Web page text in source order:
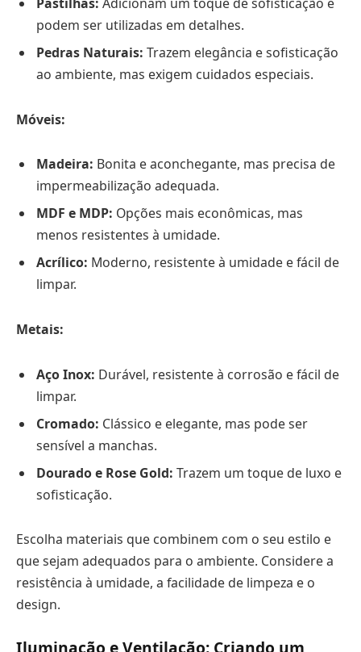
podem ser utilizadas em detalhes.
Pedras Naturais: Trazem elegância e sofisticação
ao ambiente, mas exigem cuidados especiais.
Móveis:
Madeira: Bonita e aconchegante, mas precisa de
impermeabilização adequada.
MDF e MDP: Opções mais econômicas, mas
menos resistentes à umidade.
Acrílico: Moderno, resistente à umidade e fácil de
limpar.
Metais:
Aço Inox: Durável, resistente à corrosão e fácil de
limpar.
Cromado: Clássico e elegante, mas pode ser
sensível a manchas.
Dourado e Rose Gold: Trazem um toque de luxo e
sofisticação.
Escolha materiais que combinem com o seu estilo e
que sejam adequados para o ambiente. Considere a
resistência à umidade, a facilidade de limpeza e o
design.